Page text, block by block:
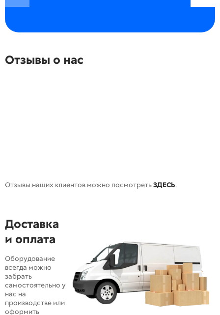
Отзывы о нас
Отзывы наших клиентов можно посмотретьЗДЕСЬ.
Доставка
и оплата
Оборудование
всегда можно
забрать
самостоятельно у
нас на
производстве или
оформить